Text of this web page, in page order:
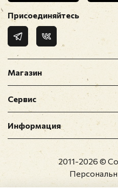
Магазин
Сервис
Информация
Присоединяйтесь
2011-2026 ©